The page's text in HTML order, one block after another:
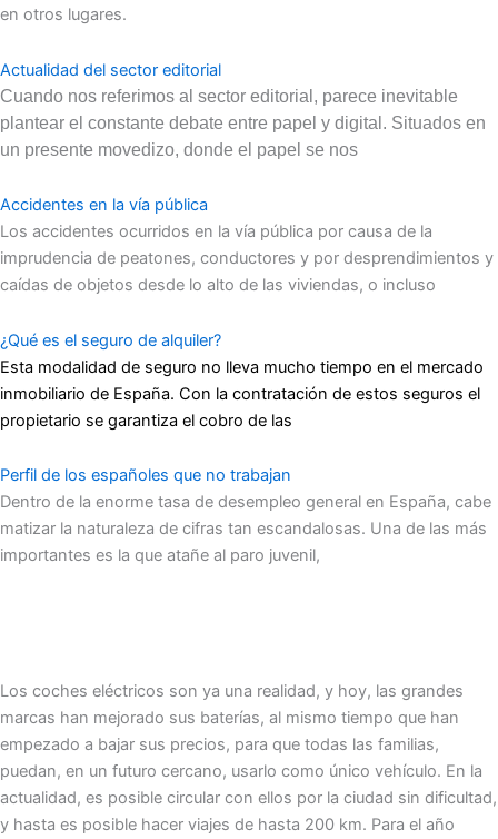
en otros lugares.
Actualidad del sector editorial
Cuando nos referimos al sector editorial, parece inevitable
plantear el constante debate entre papel y digital. Situados en
un presente movedizo, donde el papel se nos
Accidentes en la vía pública
Los accidentes ocurridos en la vía pública por causa de la
imprudencia de peatones, conductores y por desprendimientos y
caídas de objetos desde lo alto de las viviendas, o incluso
¿Qué es el seguro de alquiler?
Esta modalidad de seguro no lleva mucho tiempo en el mercado
inmobiliario de España. Con la contratación de estos seguros el
propietario se garantiza el cobro de las
Perfil de los españoles que no trabajan
Dentro de la enorme tasa de desempleo general en España, cabe
matizar la naturaleza de cifras tan escandalosas. Una de las más
importantes es la que atañe al paro juvenil,
Los coches eléctricos son ya una realidad, y hoy, las grandes
marcas han mejorado sus baterías, al mismo tiempo que han
empezado a bajar sus precios, para que todas las familias,
puedan, en un futuro cercano, usarlo como único vehículo. En la
actualidad, es posible circular con ellos por la ciudad sin dificultad,
y hasta es posible hacer viajes de hasta 200 km. Para el año